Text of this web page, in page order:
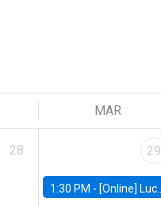
MAR
28 29
1:30 PM - [Online] Luciana Juvenal, International Monetary Fund (IMF)